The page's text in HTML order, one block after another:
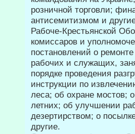
розничной торговли;
антисемитизмом и
Рабоче-Крестьянской
комиссаров и
постановлений о
рабочих и служа­щих,
порядке проведения
инструкции по
леса; об охране мос­тов;
летних; об улучшении
дезертирством; о
другие.